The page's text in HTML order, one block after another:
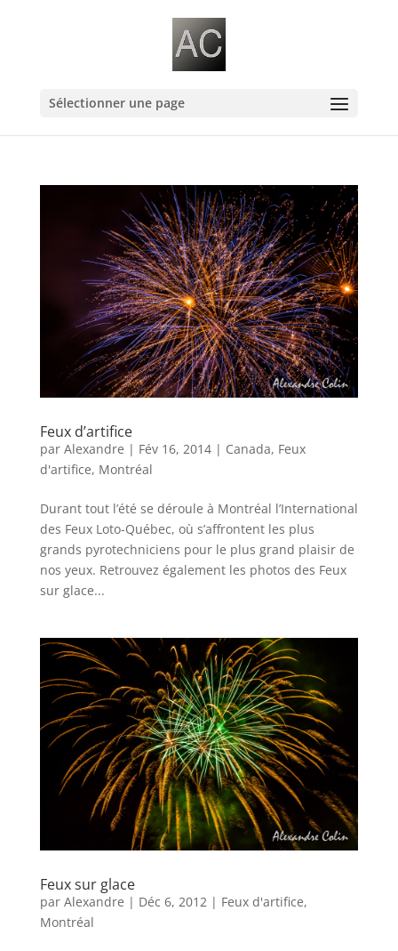
Sélectionner une page
Feux d’artifice
par Alexandre | Fév 16, 2014| Canada, Feux
d'artifice, Montréal
Durant tout l’été se déroule à Montréal l’International
des Feux Loto-Québec, où s’affrontent les plus
grands pyrotechniciens pour le plus grand plaisir de
nos yeux. Retrouvez également les photos des Feux
sur glace...
Feux sur glace
par Alexandre | Déc 6, 2012| Feux d'artifice,
Montréal